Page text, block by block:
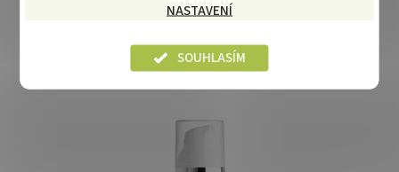
NASTAVENÍ
SOUHLASÍM